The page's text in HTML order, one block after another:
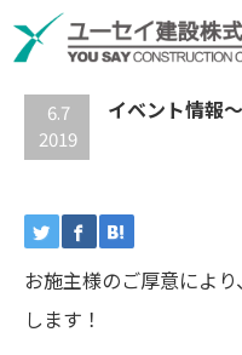
最新の記事
6.7
2019
イベント情報
お施主様のご厚意によ
します！